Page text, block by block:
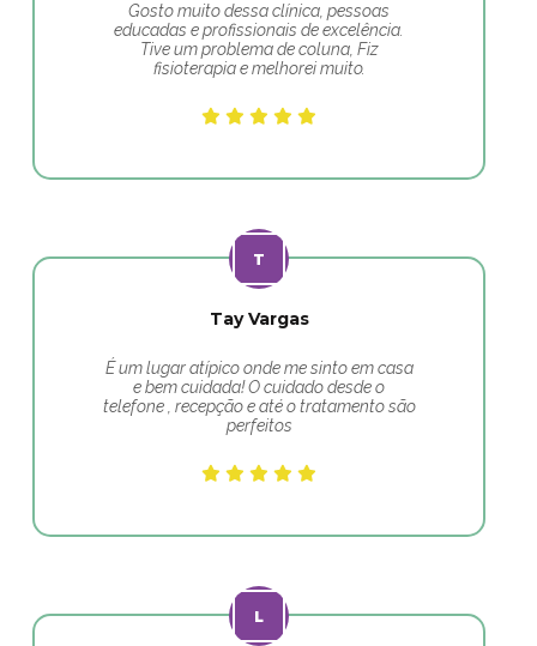
Gosto muito dessa clínica, pessoas
educadas e profissionais de excelência.
Tive um problema de coluna, Fiz
fisioterapia e melhorei muito.
Tay Vargas
É um lugar atípico onde me sinto em casa
e bem cuidada! O cuidado desde o
telefone , recepção e até o tratamento são
perfeitos